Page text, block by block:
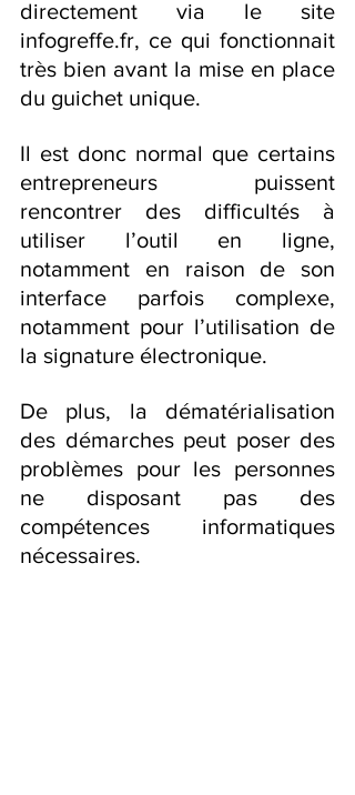
infogreffe.fr, ce qui fonctionnait
très bien avant la mise en place
du guichet unique.
Il est donc normal que certains
entrepreneurs puissent
rencontrer des difficultés à
utiliser l’outil en ligne,
notamment en raison de son
interface parfois complexe,
notamment pour l’utilisation de
la signature électronique.
De plus, la dématérialisation
des démarches peut poser des
problèmes pour les personnes
ne disposant pas des
compétences informatiques
nécessaires.